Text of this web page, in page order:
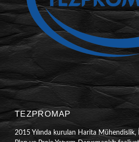
TEZPROMAP
2015 Yılında kurulan Harita Mühendislik,